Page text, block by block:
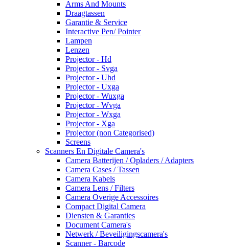
Arms And Mounts
Draagtassen
Garantie & Service
Interactive Pen/ Pointer
Lampen
Lenzen
Projector - Hd
Projector - Svga
Projector - Uhd
Projector - Uxga
Projector - Wuxga
Projector - Wvga
Projector - Wxga
Projector - Xga
Projector (non Categorised)
Screens
Scanners En Digitale Camera's
Camera Batterijen / Opladers / Adapters
Camera Cases / Tassen
Camera Kabels
Camera Lens / Filters
Camera Overige Accessoires
Compact Digital Camera
Diensten & Garanties
Document Camera's
Netwerk / Beveiligingscamera's
Scanner - Barcode